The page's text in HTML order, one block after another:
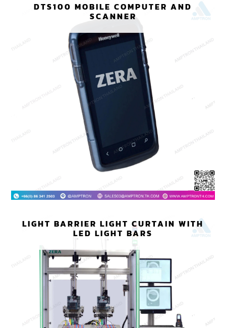
DTS100 MOBILE COMPUTER AND
SCANNER
LIGHT BARRIER LIGHT CURTAIN WITH
LED LIGHT BARS